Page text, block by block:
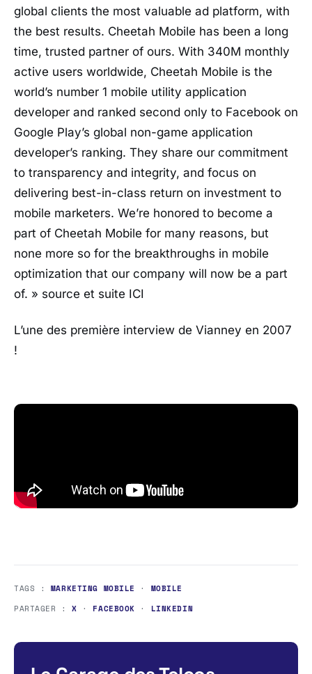
global clients the most valuable ad platform, with
the best results. Cheetah Mobile has been a long
time, trusted partner of ours. With 340M monthly
active users worldwide, Cheetah Mobile is the
world’s number 1 mobile utility application
developer and ranked second only to Facebook on
Google Play’s global non-game application
developer’s ranking. They share our commitment
to transparency and integrity, and focus on
delivering best-in-class return on investment to
mobile marketers. We’re honored to become a
part of Cheetah Mobile for many reasons, but
none more so for the breakthroughs in mobile
optimization that our company will now be a part
of. » source et suite ICI
L’une des première interview de Vianney en 2007
!
TAGS : MARKETING MOBILE · MOBILE
PARTAGER :X · FACEBOOK · LINKEDIN